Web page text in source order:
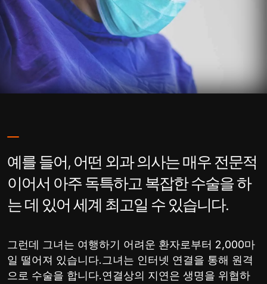
예를 들어, 어떤 외과 의사는 매우 전문적
이어서 아주 독특하고 복잡한 수술을 하
는 데 있어 세계 최고일 수 있습니다.
그런데 그녀는 여행하기 어려운 환자로부터 2,000마
일 떨어져 있습니다.그녀는 인터넷 연결을 통해 원격
으로 수술을 합니다.연결상의 지연은 생명을 위협하